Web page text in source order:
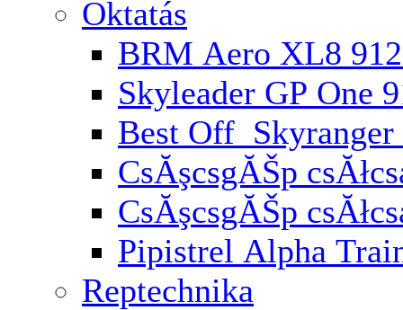
Oktatás
BRM Aero XL8
Skyleader GP One
Best Off
CsĂşcsgĂŠp
CsĂşcsgĂŠp
Pipistrel Alpha
Reptechnika